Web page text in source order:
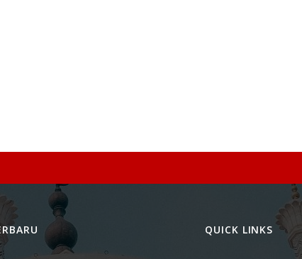
QUICK LINKS